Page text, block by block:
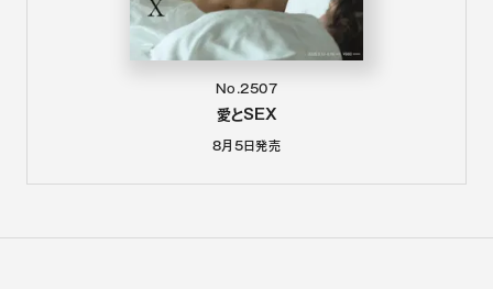
No.2507
愛とSEX
8月5日発売